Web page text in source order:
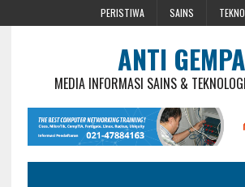
PERISTIWA SAINS
ANTI GEMPA
MEDIA INFORMASI SAINS &